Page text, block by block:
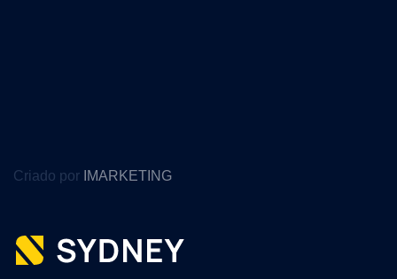
Criado por IMARKETING